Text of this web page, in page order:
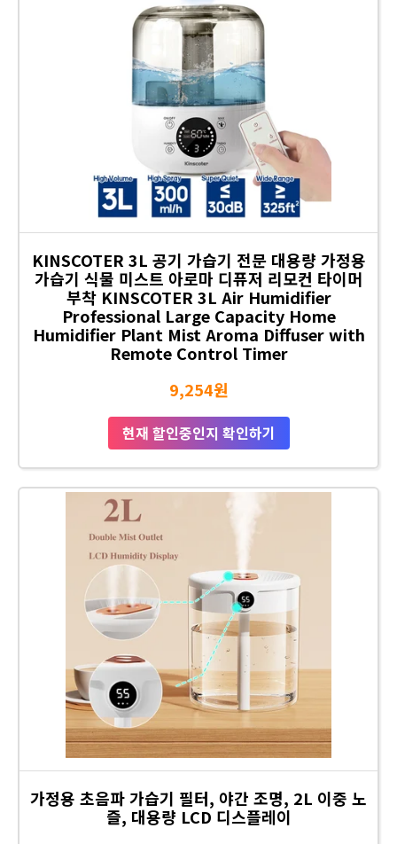
KINSCOTER 3L 공기 가습기 전문 대용량 가정용
가습기 식물 미스트 아로마 디퓨저 리모컨 타이머
부착 KINSCOTER 3L Air Humidifier
Professional Large Capacity Home
Humidifier Plant Mist Aroma Diffuser with
Remote Control Timer
9,254원
현재 할인중인지 확인하기
가정용 초음파 가습기 필터, 야간 조명, 2L 이중 노
즐, 대용량 LCD 디스플레이